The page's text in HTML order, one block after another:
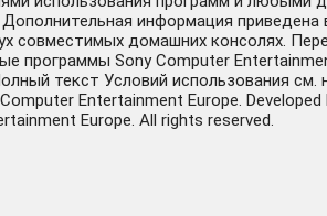
информация приведена
совместимых домашних консолях.
программы Sony Computer
текст Условий использования см.
Entertainment Europe.
Europe. All rights reserved.